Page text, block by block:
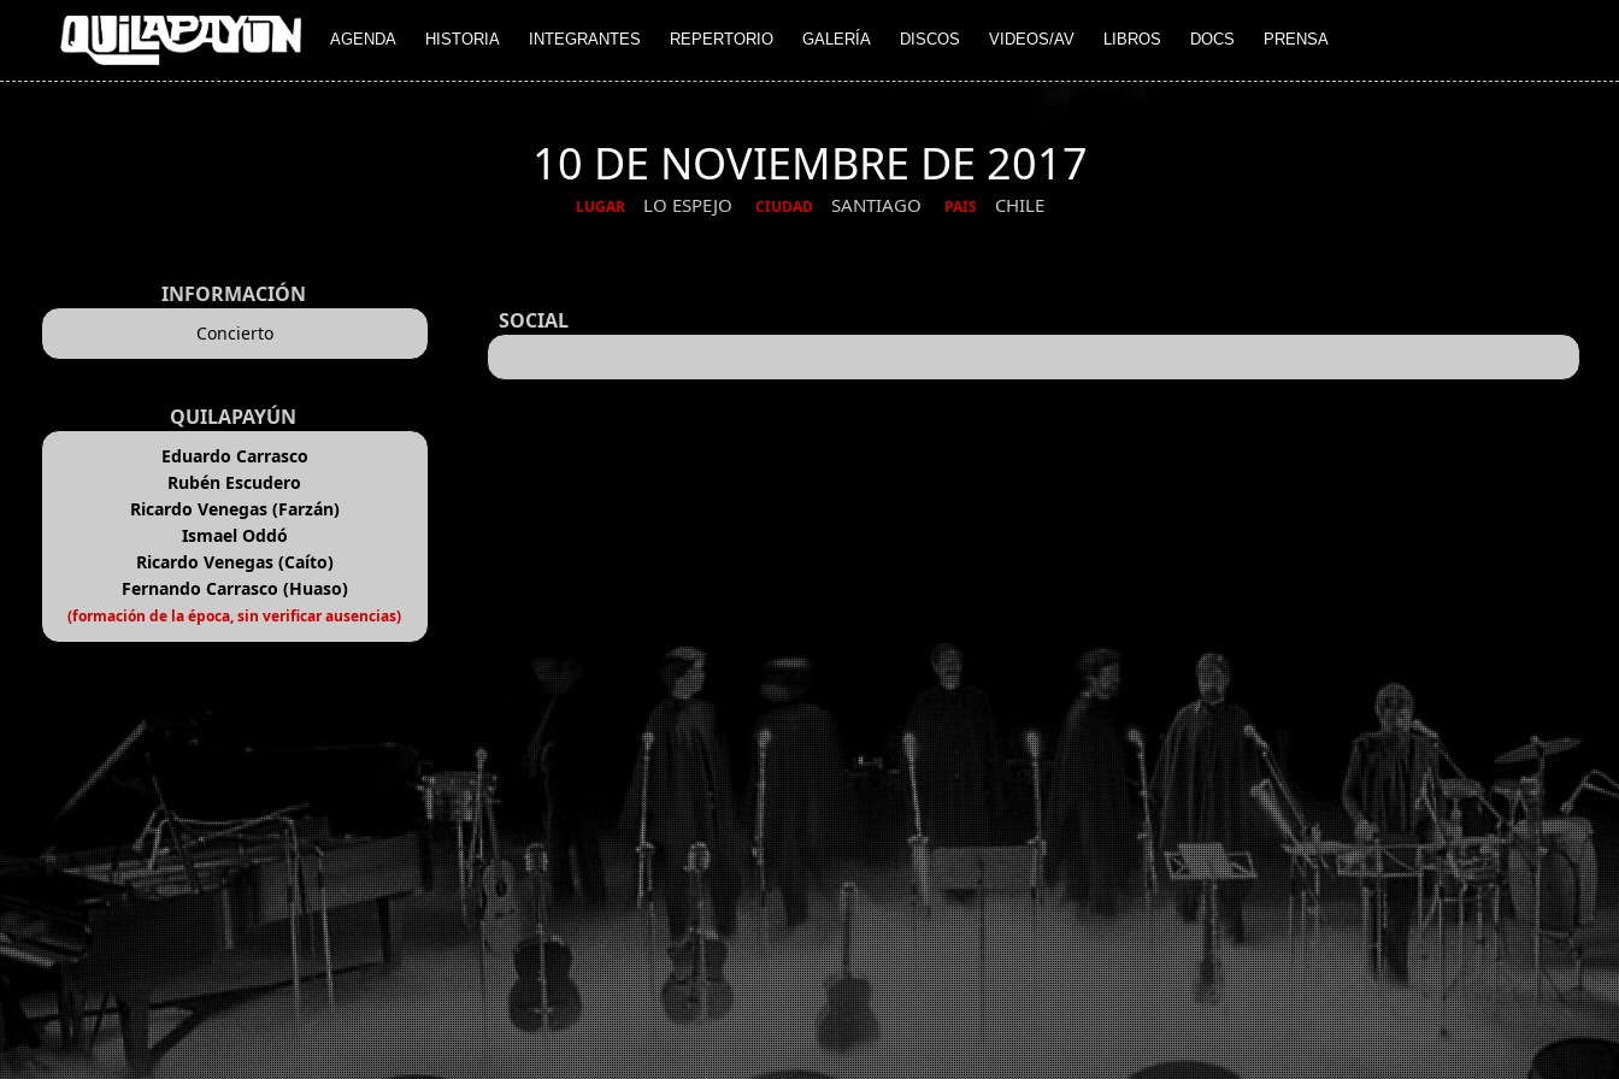
AGENDA HISTORIA INTEGRANTES REPERTORIO GALERÍA DISCOS VIDEOS/AV LIBROS DOCS PRENSA
10 DE NOVIEMBRE DE 2017
LUGAR LO ESPEJO CIUDAD SANTIAGO PAIS CHILE
INFORMACIÓN
Concierto
QUILAPAYÚN
Eduardo Carrasco
Rubén Escudero
Ricardo Venegas (Farzán)
Ismael Oddó
Ricardo Venegas (Caíto)
Fernando Carrasco (Huaso)
(formación de la época, sin verificar ausencias)
SOCIAL